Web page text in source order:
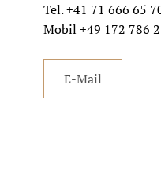
Tel. +41 71 666 65
Mobil +49 172 786
E-Mail